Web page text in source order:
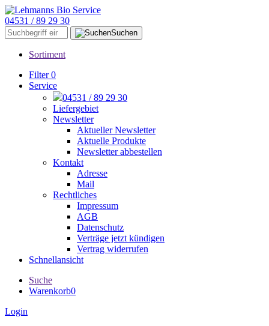
04531 / 89 29 30
Suchen
Sortiment
Filter 0
Service
04531 / 89 29 30
Liefergebiet
Newsletter
Aktueller Newsletter
Aktuelle Produkte
Newsletter abbestellen
Kontakt
Adresse
Mail
Rechtliches
Impressum
AGB
Datenschutz
Verträge jetzt kündigen
Vertrag widerrufen
Schnellansicht
Suche
Warenkorb0
Login